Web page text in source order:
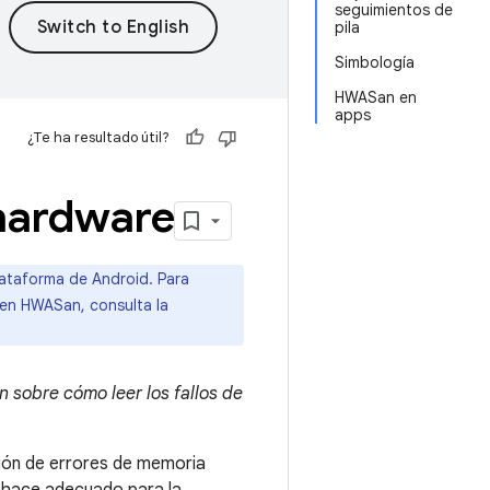
seguimientos de
pila
Simbología
HWASan en
apps
¿Te ha resultado útil?
de Android. Para
HWASan, consulta la
sobre cómo leer los fallos de
de errores de memoria